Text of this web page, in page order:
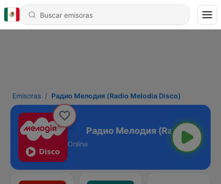
Emisoras Радио Мелодия (Radio Melodia Disco)
Disco)
Online